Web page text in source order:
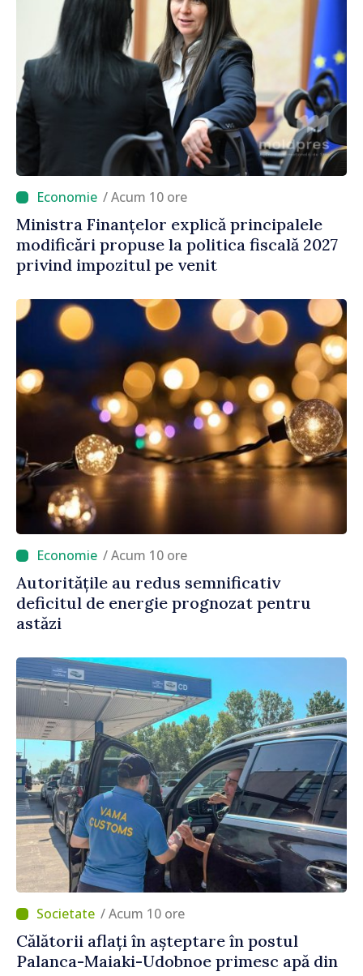
/ Acum 10 ore
Ministra Finanțelor explică principalele
modificări propuse la politica fiscală 2027
privind impozitul pe venit
/ Acum 10 ore
Autoritățile au redus semnificativ
deficitul de energie prognozat pentru
astăzi
/ Acum 10 ore
Călătorii aflați în așteptare în postul
Palanca-Maiaki-Udobnoe primesc apă din